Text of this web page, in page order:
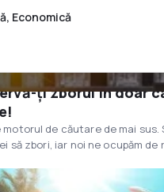
ți zborul în doar
motorul de căutare de mai sus.
să zbori, iar noi ne ocupăm de